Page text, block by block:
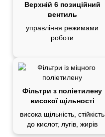
Верхній 6 позиційний
вентиль
управління режимами
роботи
Фільтри з поліетилену
високої щільності
висока щільність, стійкість
до кислот, лугів, жирів